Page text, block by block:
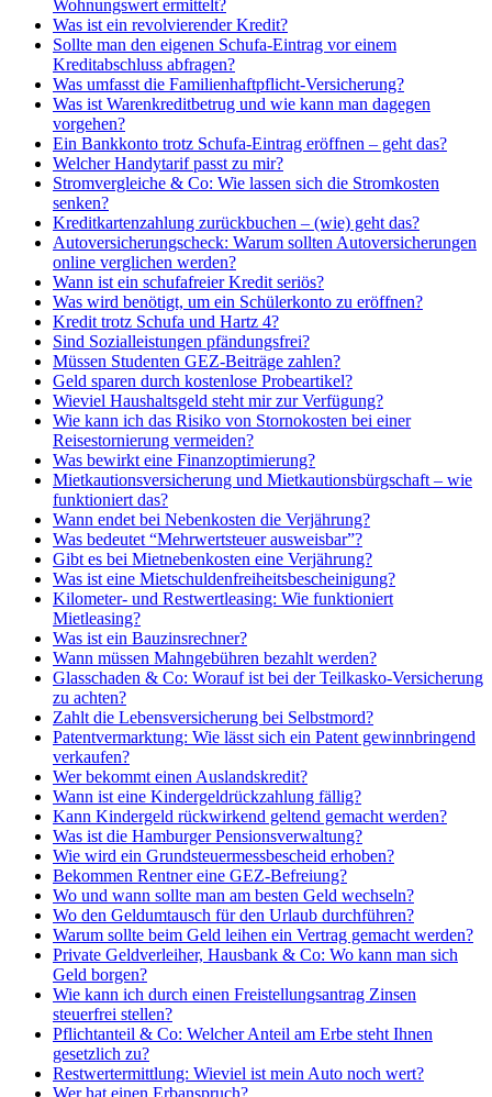
Wohnungswert ermittelt?
Was ist ein revolvierender Kredit?
Sollte man den eigenen Schufa-Eintrag vor einem
Kreditabschluss abfragen?
Was umfasst die Familienhaftpflicht-Versicherung?
Was ist Warenkreditbetrug und wie kann man dagegen
vorgehen?
Ein Bankkonto trotz Schufa-Eintrag eröffnen – geht das?
Welcher Handytarif passt zu mir?
Stromvergleiche & Co: Wie lassen sich die Stromkosten
senken?
Kreditkartenzahlung zurückbuchen – (wie) geht das?
Autoversicherungscheck: Warum sollten Autoversicherungen
online verglichen werden?
Wann ist ein schufafreier Kredit seriös?
Was wird benötigt, um ein Schülerkonto zu eröffnen?
Kredit trotz Schufa und Hartz 4?
Sind Sozialleistungen pfändungsfrei?
Müssen Studenten GEZ-Beiträge zahlen?
Geld sparen durch kostenlose Probeartikel?
Wieviel Haushaltsgeld steht mir zur Verfügung?
Wie kann ich das Risiko von Stornokosten bei einer
Reisestornierung vermeiden?
Was bewirkt eine Finanzoptimierung?
Mietkautionsversicherung und Mietkautionsbürgschaft – wie
funktioniert das?
Wann endet bei Nebenkosten die Verjährung?
Was bedeutet “Mehrwertsteuer ausweisbar”?
Gibt es bei Mietnebenkosten eine Verjährung?
Was ist eine Mietschuldenfreiheitsbescheinigung?
Kilometer- und Restwertleasing: Wie funktioniert
Mietleasing?
Was ist ein Bauzinsrechner?
Wann müssen Mahngebühren bezahlt werden?
Glasschaden & Co: Worauf ist bei der Teilkasko-Versicherung
zu achten?
Zahlt die Lebensversicherung bei Selbstmord?
Patentvermarktung: Wie lässt sich ein Patent gewinnbringend
verkaufen?
Wer bekommt einen Auslandskredit?
Wann ist eine Kindergeldrückzahlung fällig?
Kann Kindergeld rückwirkend geltend gemacht werden?
Was ist die Hamburger Pensionsverwaltung?
Wie wird ein Grundsteuermessbescheid erhoben?
Bekommen Rentner eine GEZ-Befreiung?
Wo und wann sollte man am besten Geld wechseln?
Wo den Geldumtausch für den Urlaub durchführen?
Warum sollte beim Geld leihen ein Vertrag gemacht werden?
Private Geldverleiher, Hausbank & Co: Wo kann man sich
Geld borgen?
Wie kann ich durch einen Freistellungsantrag Zinsen
steuerfrei stellen?
Pflichtanteil & Co: Welcher Anteil am Erbe steht Ihnen
gesetzlich zu?
Restwertermittlung: Wieviel ist mein Auto noch wert?